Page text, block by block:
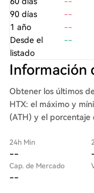
90 días
--
1 año
--
Desde el
listado
--
Información
Obtener los últimos
HTX: el máximo y
(ATH) y el
24h Min
--
Cap. de Mercado
--